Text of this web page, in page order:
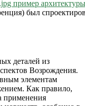
был
деталей из
Возрождения.
элементам
Как правило,
применения